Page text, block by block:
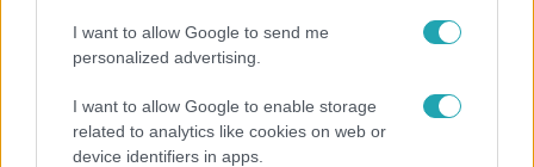
I want to allow Google to send me
personalized advertising.
I want to allow Google to enable storage
related to analytics like cookies on web or
device identifiers in apps.
Tejszínes-csirkés tészta
Műsorai